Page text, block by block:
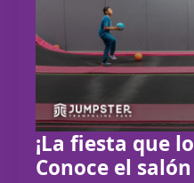
¡La fiesta que
Conoce el